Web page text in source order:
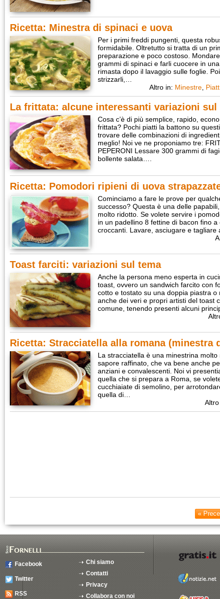
Ricetta: Minestra di spinaci e uova
Per i primi freddi pungenti, questa
formidabile. Oltretutto si tratta di un
preparazione e poco costoso.
grammi di spinaci e farli cuocere in
rimasta dopo il lavaggio sulle foglie.
strizzarli,…
Altro in: Minestre
La frittata: alcune interessanti variazioni sul
Cosa c’è di più semplice, rapido,
frittata? Pochi piatti la battono su
trovare delle combinazioni di
meglio! Noi ve ne proponiamo tre:
PEPERONI Lessare 300 grammi di
bollente salata….
Ricetta: Pomodori ripieni di uova
Cominciamo a fare le prove per
successo? Questa è una delle
molto ridotto. Se volete servire i
in un padellino 8 fettine di bacon fino
croccanti. Lavare, asciugare e
Toast farciti: variazioni sul tema
Anche la persona meno esperta in
toast, ovvero un sandwich farcito con
cotto e tostato su una doppia piastra
anche dei veri e propri artisti del toast
comune, tenendo presenti alcuni
Ricetta: Stracciatella alla romana (minestra
La stracciatella è una minestrina
sapore raffinato, che va bene anche
anziani e convalescenti. Noi vi
quella che si prepara a Roma, se
cucchiaiate di semolino, per
quella di…
«
Facebook
Twitter
RSS
Chi siamo
Contatti
Privacy
Collabora con noi